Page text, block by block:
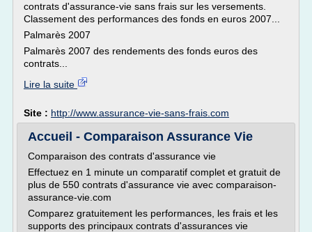
contrats d'assurance-vie sans frais sur les versements.
Classement des performances des fonds en euros 2007...
Palmarès 2007
Palmarès 2007 des rendements des fonds euros des
contrats...
Lire la suite
Site : http://www.assurance-vie-sans-frais.com
Accueil - Comparaison Assurance Vie
Comparaison des contrats d'assurance vie
Effectuez en 1 minute un comparatif complet et gratuit de
plus de 550 contrats d'assurance vie avec comparaison-
assurance-vie.com
Comparez gratuitement les performances, les frais et les
supports des principaux contrats d'assurances vie